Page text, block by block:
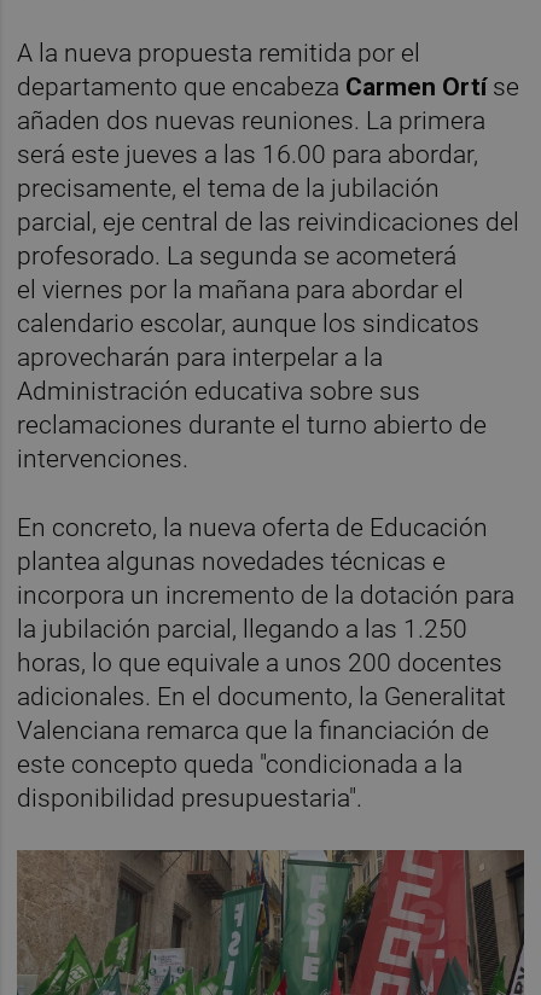
A la nueva propuesta remitida por el
departamento que encabeza Carmen Ortíse
añaden dos nuevas reuniones. La primera
será este jueves a las 16.00 para abordar,
precisamente, el tema de la jubilación
parcial, eje central de las reivindicaciones del
profesorado. La segunda se acometerá
el viernes por la mañana para abordar el
calendario escolar, aunque los sindicatos
aprovecharán para interpelar a la
Administración educativa sobre sus
reclamaciones durante el turno abierto de
intervenciones.
En concreto, la nueva oferta de Educación
plantea algunas novedades técnicas e
incorpora un incremento de la dotación para
la jubilación parcial, llegando a las 1.250
horas, lo que equivale a unos 200 docentes
adicionales. En el documento, la Generalitat
Valenciana remarca que la financiación de
este concepto queda "condicionada a la
disponibilidad presupuestaria".